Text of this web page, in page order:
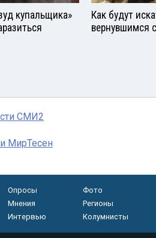
купальщика»
Как будут
вернувшимся
СМИ2
МирТесен
Опросы
Фото
Мнения
Регионы
Интервью Колумнисты